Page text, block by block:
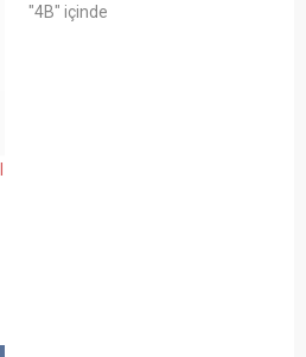
"4B" içinde